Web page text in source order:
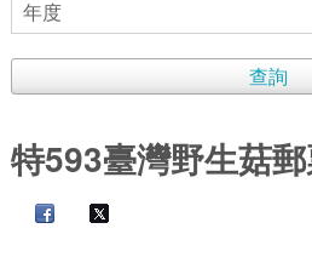
特593臺灣野生菇郵